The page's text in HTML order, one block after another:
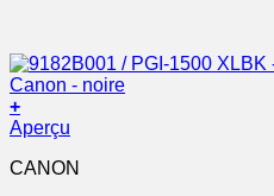
+
Aperçu
CANON